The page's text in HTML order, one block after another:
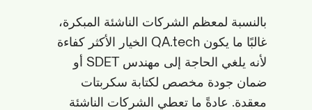
بالنسبة لمعظم الشركات الناشئة المبكرة،
غالبًا ما يكون QA.tech الخيار الأكثر كفاءة
لأنه يلغي الحاجة إلى مهندس SDET أو
ضمان جودة مخصص لكتابة سكربتات
معقدة. عادةً ما تعطي الشركات الناشئة